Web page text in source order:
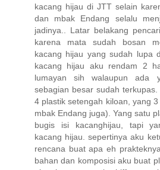
kacang hijau di JTT selain
dan mbak Endang selalu
jadinya.. Latar belakang
karena mata sudah bosan
kacang hijau yang sudah lupa
kacang hijau aku rendam 2
lumayan sih walaupun ada
sebagian besar sudah
4 plastik setengah kiloan, yang
mbak Endang juga). Yang satu
bugis isi kacanghijau, tapi
kacang hijau. sepertinya aku
rencana buat apa eh
bahan dan komposisi aku buat